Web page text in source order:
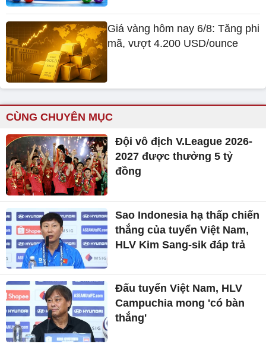
Giá vàng hôm nay 6/8: Tăng phi
mã, vượt 4.200 USD/ounce
CÙNG CHUYÊN MỤC
Đội vô địch V.League 2026-
2027 được thưởng 5 tỷ
đồng
Sao Indonesia hạ thấp chiến
thắng của tuyển Việt Nam,
HLV Kim Sang-sik đáp trả
Đấu tuyển Việt Nam, HLV
Campuchia mong 'có bàn
thắng'